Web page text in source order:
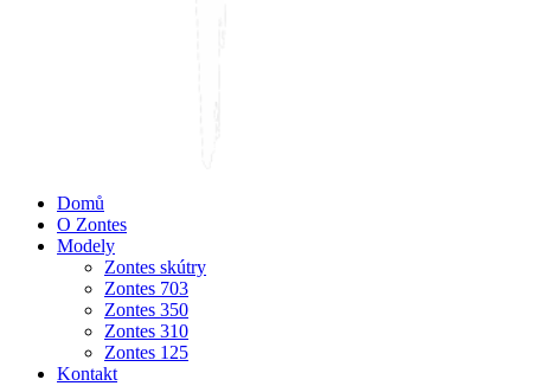
Domů
O Zontes
Modely
Zontes skútry
Zontes 703
Zontes 350
Zontes 310
Zontes 125
Kontakt